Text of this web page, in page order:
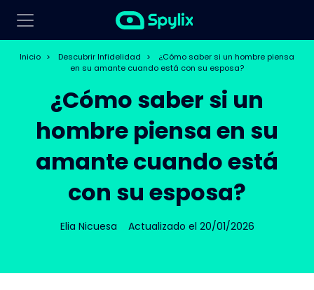
Inicio > Descubrir Infidelidad >
¿Cómo saber si un hombre piensa
en su amante cuando está con su esposa?
¿Cómo saber si un
hombre piensa en su
amante cuando está
con su esposa?
Elia Nicuesa Actualizado el 20/01/2026